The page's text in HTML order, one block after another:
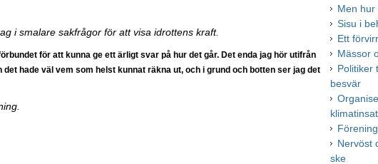
i smalare sakfrågor för att visa idrottens kraft.
för att kunna ge ett ärligt svar på hur det går. Det enda jag hör utifrån
hade väl vem som helst kunnat räkna ut, och i grund och botten ser jag det
Men
Sisu i
Ett
Mässor
Politiker
besvär
Nervöst
ske